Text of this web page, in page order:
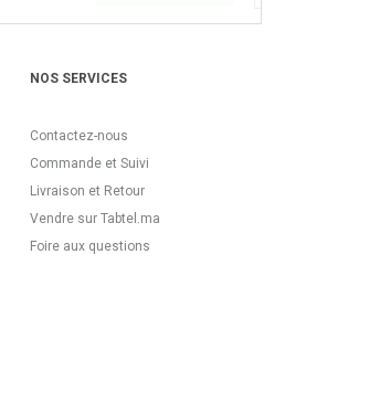
NOS SERVICES
Contactez-nous
Commande et Suivi
Livraison et Retour
Vendre sur Tabtel.ma
Foire aux questions